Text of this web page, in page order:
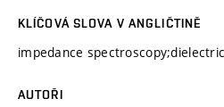
KLÍČOVÁ SLOVA V ANGLIČTINĚ
impedance
AUTOŘI